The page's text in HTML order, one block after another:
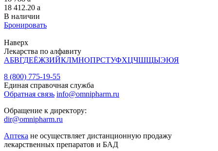
18 412.20 a
В наличии
Бронировать
Наверх
Лекарства по алфавиту
АБВГДЕЁЖЗИЙКЛМНОПРСТУФХЦЧШЩЫЭЮЯ
8 (800) 775-19-55
Единая справочная служба
Обратная связь info@omnipharm.ru
Обращение к директору:
dir@omnipharm.ru
Аптека не осуществляет дистанционную продажу
лекарственных препаратов и БАД